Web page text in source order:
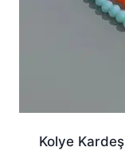
Kolye Kardeş